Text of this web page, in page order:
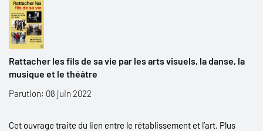
Rattacher les fils de sa vie par les arts visuels, la danse, la
musique et le théâtre
Parution: 08 juin 2022
Cet ouvrage traite du lien entre le rétablissement et l’art. Plus